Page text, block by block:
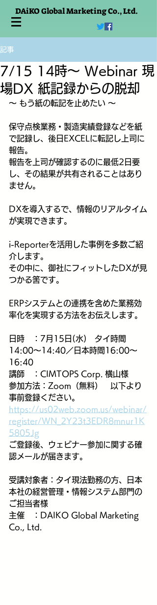
DAiKO Global Marketing Co., Ltd.
記事
7/15 14時～ Webinar 現
場DX 紙記録からの脱却
～ もう紙の転記を止めたい ～
保守点検業務・製造実績登録などを紙
で記録し、後日EXCELに転記し上司に
報告。
報告を上司が確認するのに最低2日要
し、その結果が共有されることはあり
ません。
DXを導入するで、情報のリアルタイム
が実現できます。
i-Reporterを活用した事例を多数ご紹
介します。
その中に、御社にフィットしたDXが見
つかる筈です。
ERPシステムとの連携を含めた業務効
率化を実現する方法をお伝えします。
日時　：7月15日(水)　タイ時間
14:00～14:40／日本時間16:00～
16:40
講師　：CIMTOPS Corp. 横山様
参加方法：Zoom（無料）　以下より
事前登録ください。
https://us02web.zoom.us/webinar/
register/WN_2Y23t3EDR8mnur1K
5805Jg
ご登録後、ウェビナー参加に関する確
認メールが届きます。
受講対象者：タイ現法勤務の方、日本
本社の経営管理・情報システム部門の
ご担当者様
主催　：DAIKO Global Marketing
Co., Ltd.